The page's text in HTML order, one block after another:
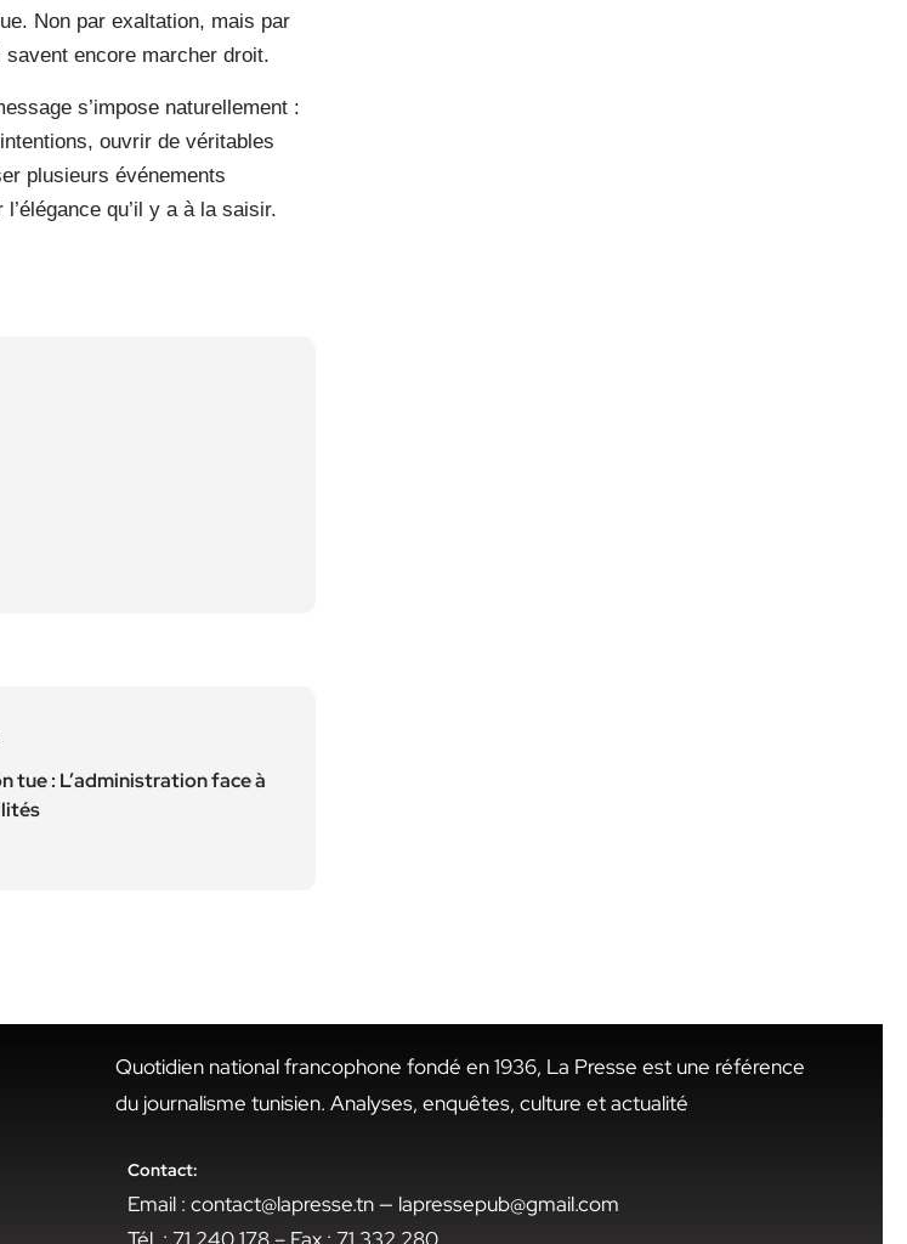
Non par exaltation, mais par
encore marcher droit.
s’impose naturellement :
ouvrir de véritables
plusieurs événements
qu’il y a à la saisir.
tue : L’administration face à
Quotidien national francophone fondé en 1936, La Presse est une référence
du journalisme tunisien. Analyses, enquêtes, culture et actualité
Contact:
Email : contact@lapresse.tn — lapressepub@gmail.com
Tél. : 71 240 178 – Fax : 71 332 280